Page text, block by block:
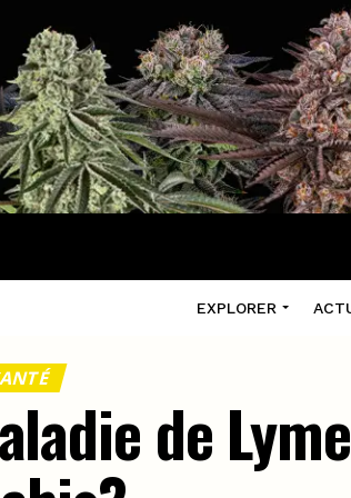
EXPLORER
de